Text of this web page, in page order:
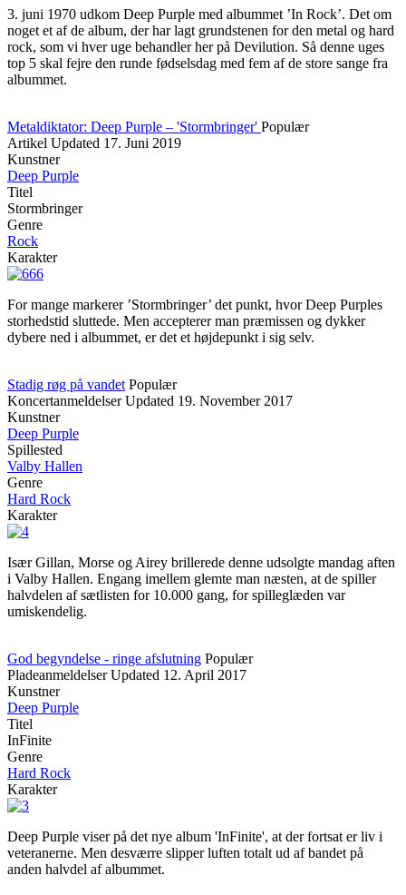
3. juni 1970 udkom Deep Purple med albummet ’In Rock’. Det om
noget et af de album, der har lagt grundstenen for den metal og hard
rock, som vi hver uge behandler her på Devilution. Så denne uges
top 5 skal fejre den runde fødselsdag med fem af de store sange fra
albummet.
Metaldiktator: Deep Purple – 'Stormbringer' Populær
Artikel Updated 17. Juni 2019
Kunstner
Deep Purple
Titel
Stormbringer
Genre
Rock
Karakter
For mange markerer ’Stormbringer’ det punkt, hvor Deep Purples
storhedstid sluttede. Men accepterer man præmissen og dykker
dybere ned i albummet, er det et højdepunkt i sig selv.
Stadig røg på vandet Populær
Koncertanmeldelser Updated 19. November 2017
Kunstner
Deep Purple
Spillested
Valby Hallen
Genre
Hard Rock
Karakter
Især Gillan, Morse og Airey brillerede denne udsolgte mandag aften
i Valby Hallen. Engang imellem glemte man næsten, at de spiller
halvdelen af sætlisten for 10.000 gang, for spilleglæden var
umiskendelig.
God begyndelse - ringe afslutning Populær
Pladeanmeldelser Updated 12. April 2017
Kunstner
Deep Purple
Titel
InFinite
Genre
Hard Rock
Karakter
Deep Purple viser på det nye album 'InFinite', at der fortsat er liv i
veteranerne. Men desværre slipper luften totalt ud af bandet på
anden halvdel af albummet.